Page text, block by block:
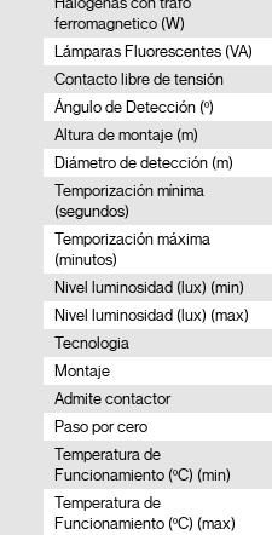
ferromagnetico (W)
Lámparas Fluorescentes (VA)
Contacto libre de tensión
Ángulo de Detección (º)
Altura de montaje (m)
Diámetro de detección (m)
Temporización mínima
(segundos)
Temporización máxima
(minutos)
Nivel luminosidad (lux) (min)
Nivel luminosidad (lux) (max)
Tecnologia
Montaje
Admite contactor
Paso por cero
Temperatura de
Funcionamiento (ºC) (min)
Temperatura de
Funcionamiento (ºC) (max)